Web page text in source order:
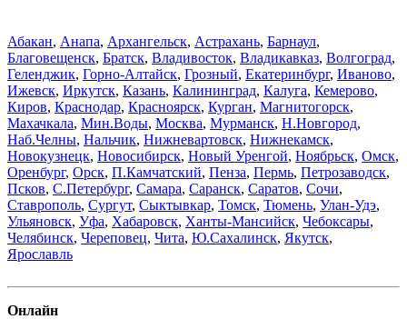
Абакан, Анапа, Архангельск, Астрахань, Барнаул,
Благовещенск, Братск, Владивосток, Владикавказ, Волгоград,
Геленджик, Горно-Алтайск, Грозный, Екатеринбург, Иваново,
Ижевск, Иркутск, Казань, Калининград, Калуга, Кемерово,
Киров, Краснодар, Красноярск, Курган, Магнитогорск,
Махачкала, Мин.Воды, Москва, Мурманск, Н.Новгород,
Наб.Челны, Нальчик, Нижневартовск, Нижнекамск,
Новокузнецк, Новосибирск, Новый Уренгой, Ноябрьск, Омск,
Оренбург, Орск, П.Камчатский, Пенза, Пермь, Петрозаводск,
Псков, С.Петербург, Самара, Саранск, Саратов, Сочи,
Ставрополь, Сургут, Сыктывкар, Томск, Тюмень, Улан-Удэ,
Ульяновск, Уфа, Хабаровск, Ханты-Мансийск, Чебоксары,
Челябинск, Череповец, Чита, Ю.Сахалинск, Якутск,
Ярославль
Онлайн